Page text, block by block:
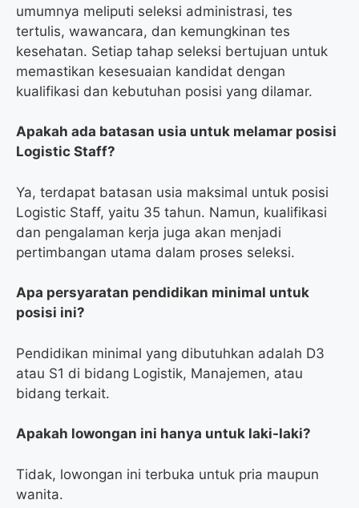
umumnya meliputi seleksi administrasi, tes
tertulis, wawancara, dan kemungkinan tes
kesehatan. Setiap tahap seleksi bertujuan untuk
memastikan kesesuaian kandidat dengan
kualifikasi dan kebutuhan posisi yang dilamar.
Apakah ada batasan usia untuk melamar posisi
Logistic Staff?
Ya, terdapat batasan usia maksimal untuk posisi
Logistic Staff, yaitu 35 tahun. Namun, kualifikasi
dan pengalaman kerja juga akan menjadi
pertimbangan utama dalam proses seleksi.
Apa persyaratan pendidikan minimal untuk
posisi ini?
Pendidikan minimal yang dibutuhkan adalah D3
atau S1 di bidang Logistik, Manajemen, atau
bidang terkait.
Apakah lowongan ini hanya untuk laki-laki?
Tidak, lowongan ini terbuka untuk pria maupun
wanita.